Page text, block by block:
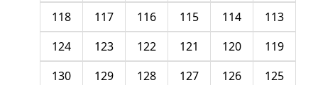
113
114
115
116
117
118
119
120
121
122
123
124
125
126
127
128
129
130